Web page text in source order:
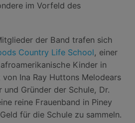
im Vorfeld des
der Band trafen sich
Country Life School, einer
Kinder in
Ina Ray Huttons Melodears
Gründer der Schule, Dr.
reine Frauenband in Piney
für die Schule zu sammeln.